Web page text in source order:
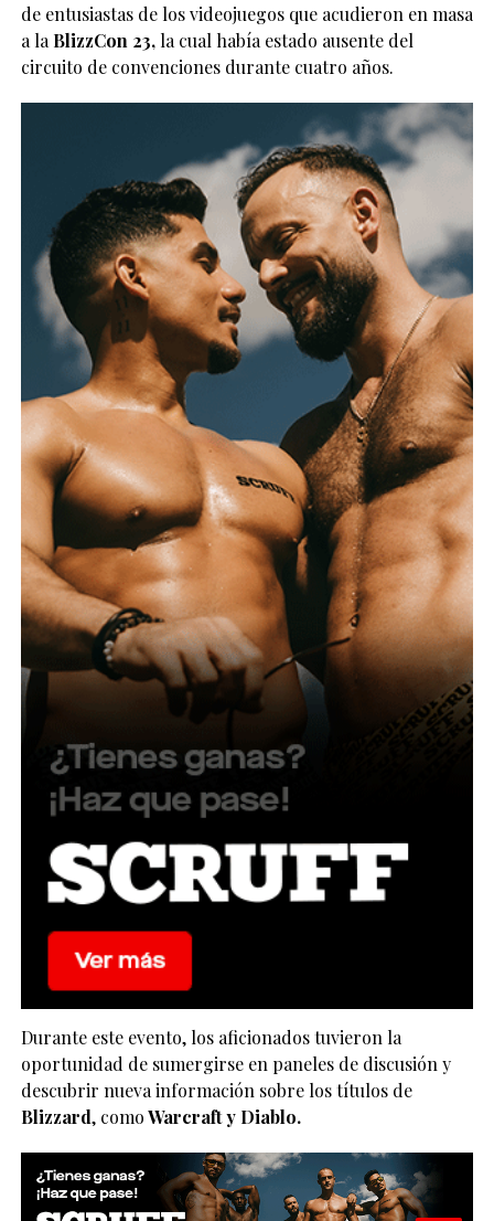
de entusiastas de los videojuegos que acudieron en masa
a la BlizzCon 23,la cual había estado ausente del
circuito de convenciones durante cuatro años.
Durante este evento, los aficionados tuvieron la
oportunidad de sumergirse en paneles de discusión y
descubrir nueva información sobre los títulos de
Blizzard, comoWarcraft y Diablo.